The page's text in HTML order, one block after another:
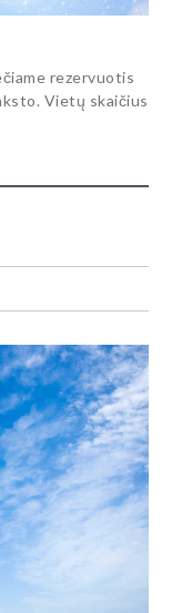
rezervuotis
Vietų skaičius